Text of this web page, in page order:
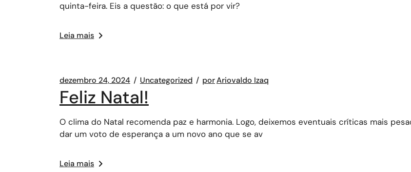
quinta-feira. Eis a questão: o que está por vir?
Leia mais
dezembro 24, 2024 Uncategorized porAriovaldo Izaq
Feliz Natal!
O clima do Natal recomenda paz e harmonia. Logo, deixemos eventuais críticas mais
dar um voto de esperança a um novo ano que se av
Leia mais